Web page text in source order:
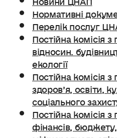
Нормативні
Перелік послуг
Постійна комісія
відносин.
екології
Постійна комісія
здоров’я, освіти,
соціального
Постійна комісія
фінансів, бюджету,